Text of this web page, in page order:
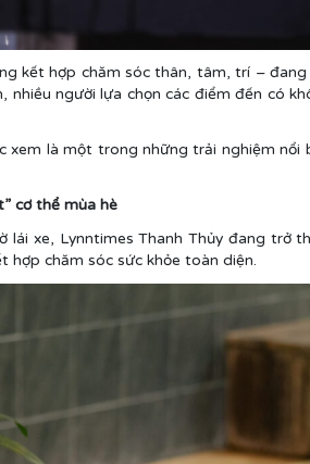
kết hợp chăm sóc thân, tâm, trí –
nhiều người lựa chọn các điểm đến có
xem là một trong những trải nghiệm
cơ thể mùa hè
lái xe, Lynntimes Thanh Thủy đang trở
hợp chăm sóc sức khỏe toàn diện.